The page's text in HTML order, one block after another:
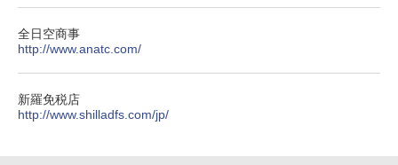
[キャンパーズコレクション 山善] 傘みたいに
広げるだけ パッとサッとテント ブラックコ
ーティング フルクローズ メッシュ 3-4人用
Across やわらか保冷剤 日本製 固まらない 1
￥680
全日空商事
http://www.anatc.com/
新羅免税店
http://www.shilladfs.com/jp/